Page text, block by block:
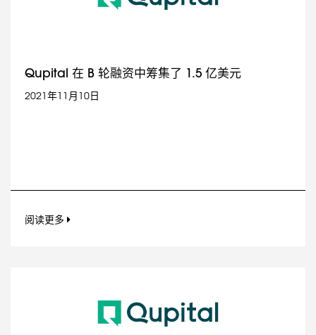
Qupital 在 B 轮融资中筹集了 1.5 亿美元
2021年11月10日
阅读更多